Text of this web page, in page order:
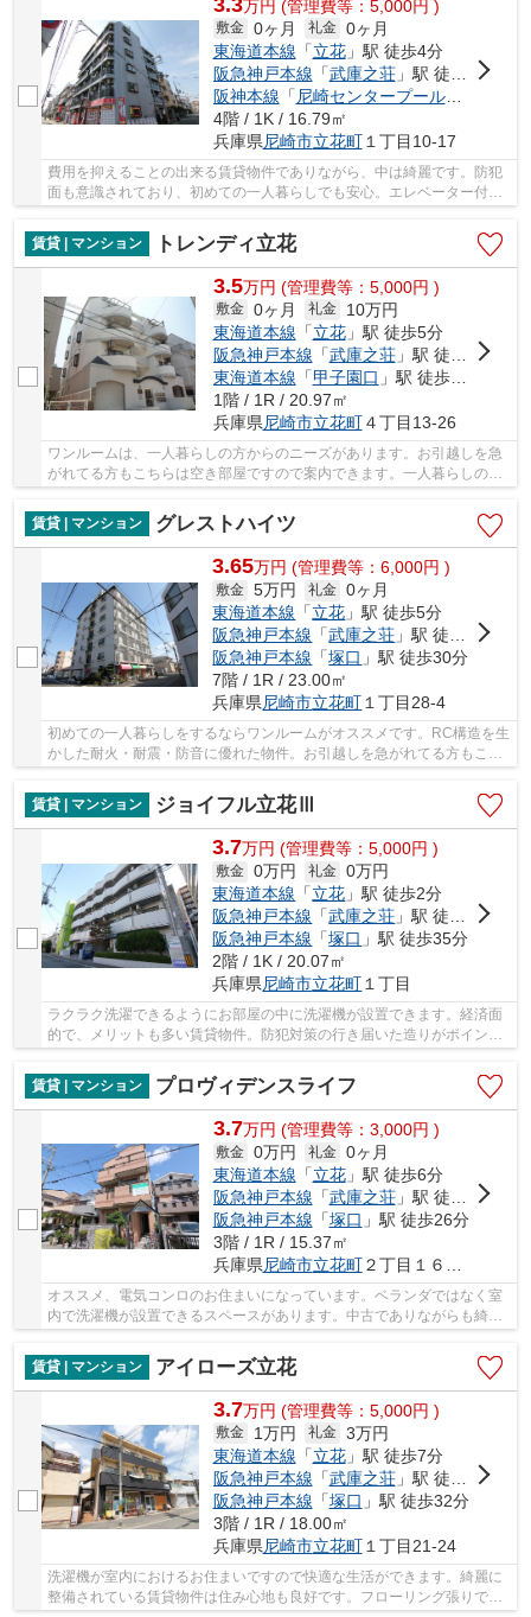
万円 (管理費等：5,000円 )
敷金 0ヶ月 礼金 0ヶ月
東海道本線 「立花」駅 徒歩4分
阪急神戸本線 「武庫之荘」駅 徒歩28分
阪神本線 「 尼崎センタープール前
4階 / 1K / 16.79㎡
兵庫県尼崎市立花町１丁目10-17
費用を抑えることの出来る賃貸物件でありながら、中は綺麗です。防犯
面も意識されており、初めての一人暮らしでも安心。エレベーター付き
の物件なので、大きい荷物も快適に運べます。...
賃貸 | マンション
トレンディ立花
3.5万円 (管理費等：5,000円 )
敷金 0ヶ月 礼金
10万円
東海道本線 「立花」駅 徒歩5分
阪急神戸本線 「武庫之荘」駅 徒歩21分
東海道本線 「甲子園口 」駅 徒歩36分
1階 / 1R / 20.97㎡
兵庫県尼崎市立花町４丁目13-26
ワンルームは、一人暮らしの方からのニーズがあります。お引越しを急
がれてる方もこちらは空き部屋ですので案内できます。一人暮らしの方
にもおすすめの内装にこだわったマンションタ...
賃貸 | マンション
グレストハイツ
3.65万円 (管理費等：6,000円 )
敷金 5万円 礼金 0ヶ月
東海道本線 「立花 」駅 徒歩5分
阪急神戸本線 「武庫之荘 」駅 徒歩25分
阪急神戸本線 「塚口 」駅 徒歩30分
7階 / 1R / 23.00㎡
兵庫県尼崎市立花町１丁目28-4
初めての一人暮らしをするならワンルームがオススメです。RC構造を生
かした耐火・耐震・防音に優れた物件。お引越しを急がれてる方もこち
賃貸 | マンション
ジョイフル立花Ⅲ
3.7万円 (管理費等：5,000円 )
敷金 0万円 礼金 0万円
東海道本線 「立花 」駅 徒歩2分
阪急神戸本線 「武庫之荘 」駅 徒歩20分
阪急神戸本線 「塚口 」駅 徒歩35分
2階 / 1K / 20.07㎡
兵庫県尼崎市立花町 １丁目
ラクラク洗濯できるようにお部屋の中に洗濯機が設置できます。経済面
的で、メリットも多い賃貸物件。防犯対策の行き届いた造りがポイン
賃貸 | マンション
プロヴィデンスライフ
3.7万円 (管理費等：3,000円 )
敷金 0万円 礼金 0ヶ月
東海道本線 「立花」駅 徒歩6分
阪急神戸本線 「武庫之荘」駅 徒歩21分
阪急神戸本線 「塚口 」駅 徒歩26分
3階 / 1R / 15.37㎡
兵庫県尼崎市立花町２丁目１６－２５
オススメ、電気コンロのお住まいになっています。ベランダではなく室
内で洗濯機が設置できるスペースがあります。中古でありながらも綺麗
賃貸 | マンション
アイローズ立花
3.7万円 (管理費等：5,000円 )
敷金 1万円 礼金 3万円
東海道本線 「立花」駅 徒歩7分
阪急神戸本線 「武庫之荘」駅 徒歩28分
阪急神戸本線 「塚口 」駅 徒歩32分
3階 / 1R / 18.00㎡
兵庫県尼崎市立花町１丁目21-24
洗濯機が室内におけるお住まいですので快適な生活ができます。綺麗に
整備されている賃貸物件は住み心地も良好です。フローリング張りでお